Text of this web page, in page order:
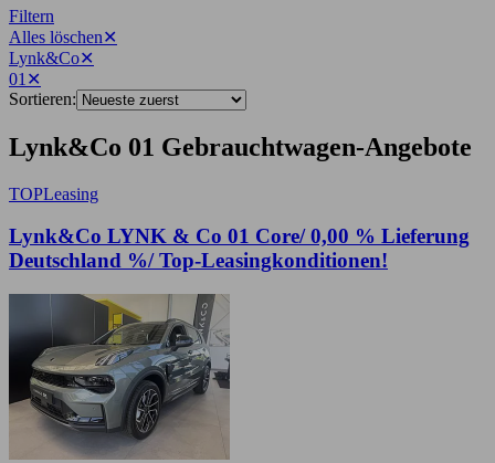
Filtern
Alles löschen✕
Lynk&Co✕
01 ✕
Sortieren:
Lynk&Co 01 Gebrauchtwagen-Angebote
TOPLeasing
Lynk&Co LYNK & Co 01 Core/ 0,00 % Lieferung
Deutschland %/ Top-Leasingkonditionen!